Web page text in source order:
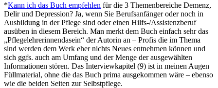
*Kann ich das Buch empfehlen für die 3 Themenbereiche Demenz,
Delir und Depression? Ja, wenn Sie Berufsanfänger oder noch in
Ausbildung in der Pflege sind oder einen Hilfs-/Assistenzberuf
ausüben in diesem Bereich. Man merkt dem Buch einfach sehr das
„Pflegelehrerinnendasein“ der Autorin an – Profis die im Thema
sind werden dem Werk eher nichts Neues entnehmen können und
sich ggfs. auch am Umfang und der Menge der ausgewählten
Informationen stören. Das Interviewkapitel (9) ist in meinen Augen
Füllmaterial, ohne die das Buch prima ausgekommen wäre – ebenso
wie die beiden Seiten zur Selbstpflege.